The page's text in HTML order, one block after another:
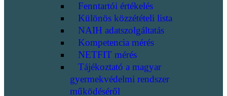
Fenntartói értékelés
Különös közzétételi lista
NAIH adatszolgáltatás
Kompetencia mérés
NETFIT mérés
Tájékoztató a magyar
gyermekvédelmi rendszer
működéséről